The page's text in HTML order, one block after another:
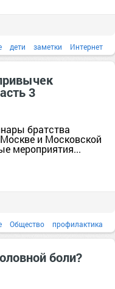
дети заметки Интернет
профилактика
3
братства
и Московской
мероприятия...
Общество профилактика
боли?